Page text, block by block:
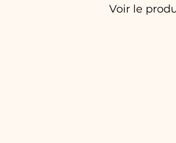
Voir le